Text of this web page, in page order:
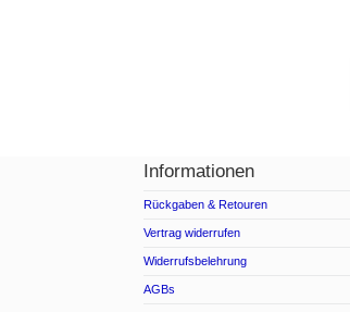
Informationen
Rückgaben & Retouren
Vertrag widerrufen
Widerrufsbelehrung
AGBs